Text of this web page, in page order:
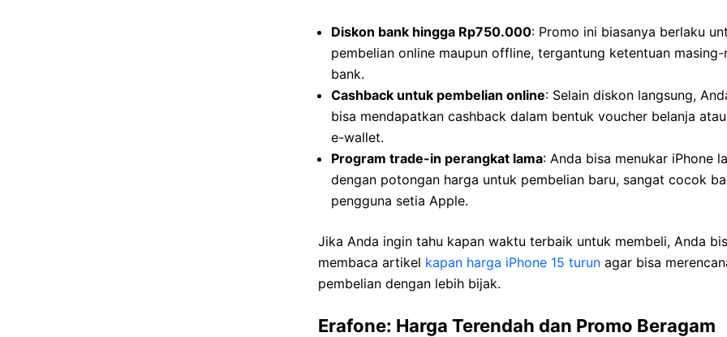
Diskon bank hingga Rp750.000: Promo ini biasanya berlaku
pembelian online maupun offline, tergantung ketentuan masing-
bank.
Cashback untuk pembelian online: Selain diskon langsung,
bisa mendapatkan cashback dalam bentuk voucher belanja
e-wallet.
Program trade-in perangkat lama: Anda bisa menukar iPhone
dengan potongan harga untuk pembelian baru, sangat cocok
pengguna setia Apple.
Jika Anda ingin tahu kapan waktu terbaik untuk membeli, Anda
membaca artikel kapan harga iPhone 15 turun agar bisa
pembelian dengan lebih bijak.
Erafone: Harga Terendah dan Promo Beragam